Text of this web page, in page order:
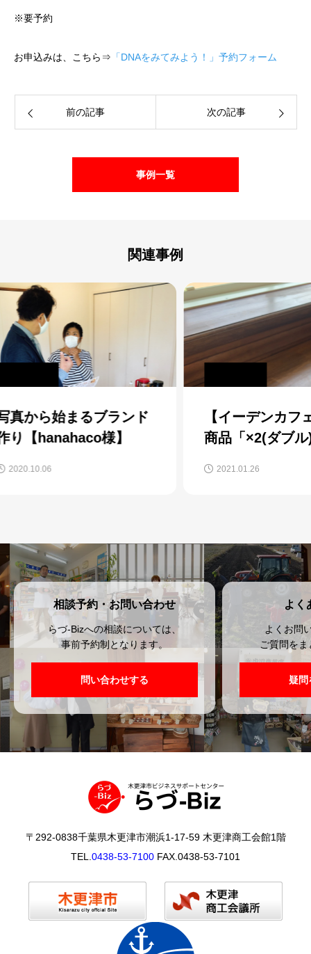
※要予約
お申込みは、こちら⇒ 「DNAをみてみよう！」予約フォーム
前の記事 次の記事
事例一覧
関連事例
ド
【イーデンカフェ様】新
商品「×2(ダブル)マヌカ
【
ら
相談予約・お問い合わせ
らづ-Bizへの相談については、
事前予約制となります。
問い合わせする
よく
よくお問
ご質問を
疑問
〒292-0838千葉県木更津市潮浜1-17-59 木更津商工会館1階
TEL.0438-53-7100 FAX.0438-53-7101